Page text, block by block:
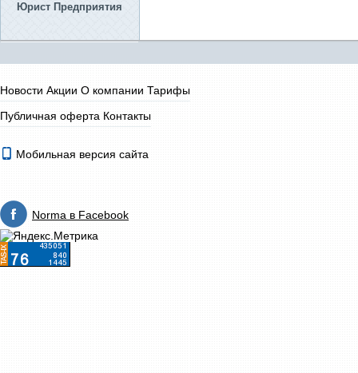
Юрист Предприятия
Новости Акции О компании Тарифы
Публичная оферта Контакты
Мобильная версия сайта
Norma в Facebook